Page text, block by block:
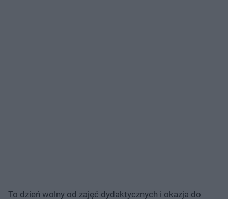
To dzień wolny od zajęć dydaktycznych i okazja do